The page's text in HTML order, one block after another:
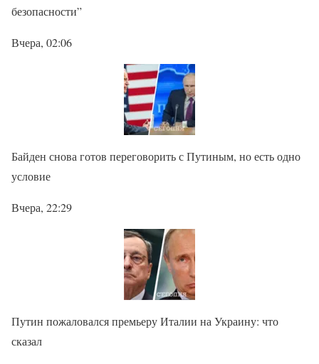
безопасности”
Вчера, 02:06
Байден снова готов переговорить с Путиным, но есть одно
условие
Вчера, 22:29
Путин пожаловался премьеру Италии на Украину: что
сказал